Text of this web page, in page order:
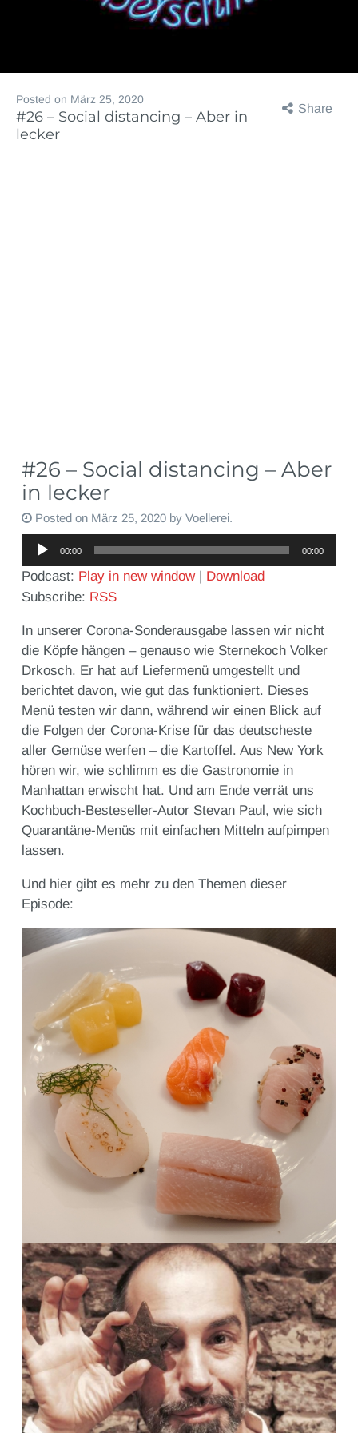
Share
Posted on März 25, 2020
#26 – Social distancing – Aber in
lecker
#26 – Social distancing – Aber
in lecker
Posted on März 25, 2020by Voellerei.
Audio-
Player
00:00 00:00
Podcast: Play in new window| Download
Subscribe: RSS
In unserer Corona-Sonderausgabe lassen wir nicht
die Köpfe hängen – genauso wie Sternekoch Volker
Drkosch. Er hat auf Liefermenü umgestellt und
berichtet davon, wie gut das funktioniert. Dieses
Menü testen wir dann, während wir einen Blick auf
die Folgen der Corona-Krise für das deutscheste
aller Gemüse werfen – die Kartoffel. Aus New York
hören wir, wie schlimm es die Gastronomie in
Manhattan erwischt hat. Und am Ende verrät uns
Kochbuch-Besteseller-Autor Stevan Paul, wie sich
Quarantäne-Menüs mit einfachen Mitteln aufpimpen
lassen.
Und hier gibt es mehr zu den Themen dieser
Episode: